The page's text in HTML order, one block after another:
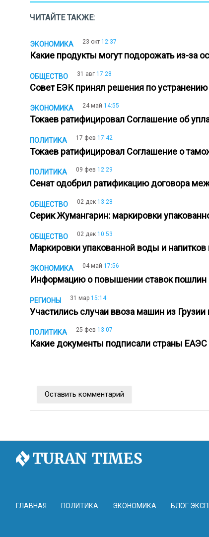
ЧИТАЙТЕ ТАКЖЕ:
ЭКОНОМИКА 23 окт 12:37
Какие продукты могут подорожать из-за
ОБЩЕСТВО 31 авг 17:28
Совет ЕЭК принял решения по устранению
ЭКОНОМИКА 24 май 14:55
Токаев ратифицировал Соглашение об
ПОЛИТИКА 17 фев 17:42
Токаев ратифицировал Соглашение о
ПОЛИТИКА 09 фев 12:29
Сенат одобрил ратификацию договора
ОБЩЕСТВО 02 дек 13:28
Серик Жумангарин: маркировки
ОБЩЕСТВО 02 дек 10:53
Маркировки упакованной воды и
ЭКОНОМИКА 04 май 17:56
Информацию о повышении ставок пошлин
РЕГИОНЫ 31 мар 15:14
Участились случаи ввоза машин из
ПОЛИТИКА 25 фев 13:07
Какие документы подписали страны
Оставить комментарий
ГЛАВНАЯ ПОЛИТИКА ЭКОНОМИКА БЛОГ